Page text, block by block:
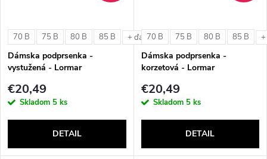
70 B 75 B 80 B 85 B + ďalšie
Dámska podprsenka -
vystužená - Lormar
€20,49
Skladom 5 ks
DETAIL
70 B 75 B 80 B 85 B
Dámska podprsenka -
korzetová - Lormar
€20,49
Skladom 5 ks
DETAIL